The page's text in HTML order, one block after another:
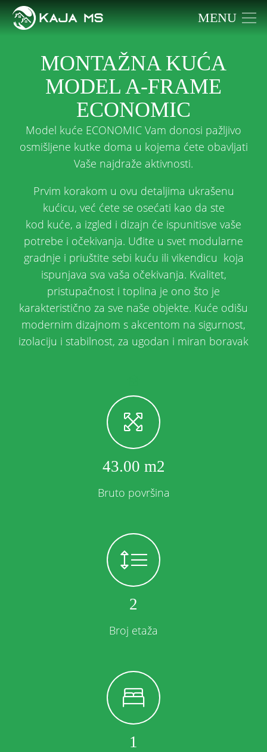
MENU
MONTAŽNA KUĆA
MODEL A-FRAME
ECONOMIC
Model kuće ECONOMIC Vam donosi pažljivo
osmišljene kutke doma u kojema ćete obavljati
Vaše najdraže aktivnosti.
Prvim korakom u ovu detaljima ukrašenu
kućicu, već ćete se osećati kao da ste
kod kuće, a izgled i dizajn će ispunitisve vaše
potrebe i očekivanja. Uđite u svet modularne
gradnje i priuštite sebi kuću ili vikendicu koja
ispunjava sva vaša očekivanja. Kvalitet,
pristupačnost i toplina je ono što je
karakteristično za sve naše objekte. Kuće odišu
modernim dizajnom s akcentom na sigurnost,
izolaciju i stabilnost, za ugodan i miran boravak
43.00 m2
Bruto površina
2
Broj etaža
1